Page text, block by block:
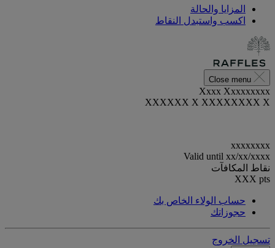
المزايا والحالة
اكسب واستبدل النقاط
Close menu
Xxxx Xxxxxxxxx
XXXXXX X XXXXXXXX X
xxxxxxxx
Valid until xx/xx/xxxx
نقاط المكافآت
XXX pts
حساب الولاء الخاص بك
حجوزاتك
تسجيل الخروج